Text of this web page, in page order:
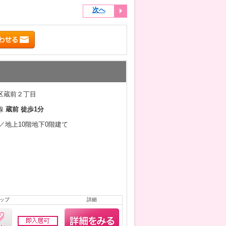
次へ
蔵前２丁目
蔵前 徒歩1分
地上10階地下0階建て
プ 詳細